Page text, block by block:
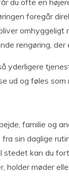
du ofte en
foregår
rengøring,
yderligere
ud og føles
familie og
sin daglige
stedet kan du
holder møder